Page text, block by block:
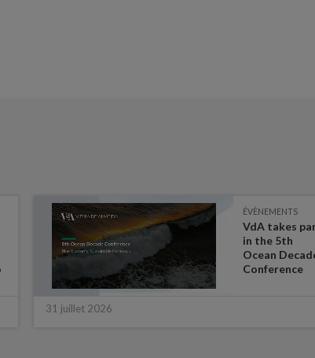
ÉVÈNEMENTS
VdA takes
in the 5th
Ocean
Conference
31 juillet 2026